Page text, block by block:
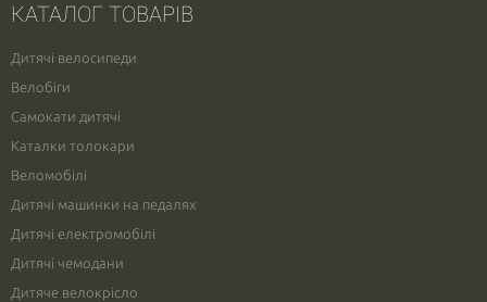
КАТАЛОГ ТОВАРІВ
Дитячі велосипеди
Велобіги
Самокати дитячі
Каталки толокари
Веломобілі
Дитячі машинки на педалях
Дитячі електромобілі
Дитячі чемодани
Дитяче велокрісло